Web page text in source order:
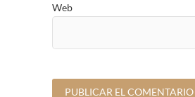
Web